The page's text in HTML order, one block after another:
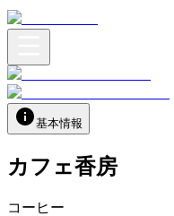
基本情報
カフェ香房
コーヒー